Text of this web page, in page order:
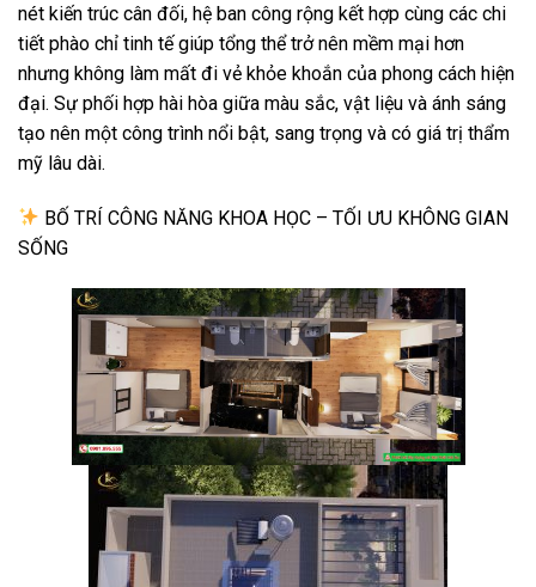
nét kiến trúc cân đối, hệ ban công rộng kết hợp cùng các chi
tiết phào chỉ tinh tế giúp tổng thể trở nên mềm mại hơn
nhưng không làm mất đi vẻ khỏe khoắn của phong cách hiện
đại. Sự phối hợp hài hòa giữa màu sắc, vật liệu và ánh sáng
tạo nên một công trình nổi bật, sang trọng và có giá trị thẩm
mỹ lâu dài.
BỐ TRÍ CÔNG NĂNG KHOA HỌC – TỐI ƯU KHÔNG GIAN
SỐNG